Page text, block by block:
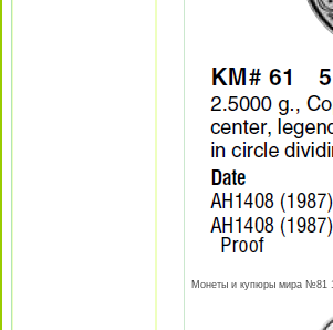
Монеты и купюры мира №81